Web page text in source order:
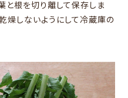
と根を切り離して保存しま
燥しないようにして冷蔵庫の